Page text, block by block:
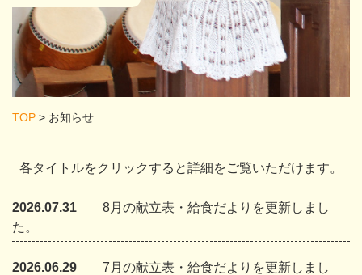
TOP > お知らせ
各タイトルをクリックすると詳細をご覧いただけます。
2026.07.31
8月の献立表・給食だよりを更新しまし
た。
2026.06.29
7月の献立表・給食だよりを更新しまし